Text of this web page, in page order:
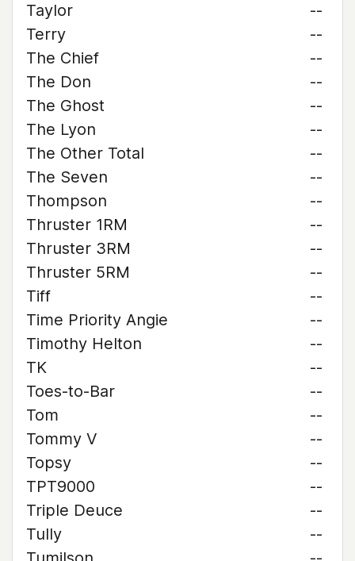
Taylor
--
Terry
--
The Chief
--
The Don
--
The Ghost
--
The Lyon
--
The Other Total
--
The Seven
--
Thompson
--
Thruster 1RM
--
Thruster 3RM
--
Thruster 5RM
--
Tiff
--
Time Priority Angie
--
Timothy Helton
--
TK
--
Toes-to-Bar
--
Tom
--
Tommy V
--
Topsy
--
TPT9000
--
Triple Deuce
--
Tully
--